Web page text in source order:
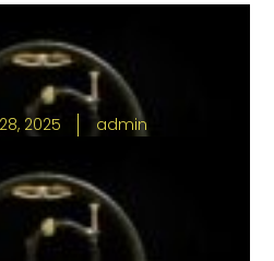
2025 admin